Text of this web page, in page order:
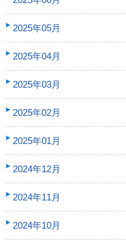
2025年05月
2025年04月
2025年03月
2025年02月
2025年01月
2024年12月
2024年11月
2024年10月